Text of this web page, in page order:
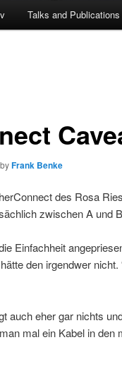
Talks and Publications
byFrank Benke
des Rosa
zwischen A und
Einfachheit
den irgendwer
auch eher gar nichts
mal ein Kabel in